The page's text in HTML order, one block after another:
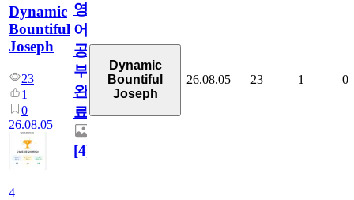
Dynamic
Bountiful
Joseph
23
1
0
26.08.05
4
영
어
공
부
완
료
[4]
Dynamic
Bountiful
Joseph
26.08.05 23 1 0